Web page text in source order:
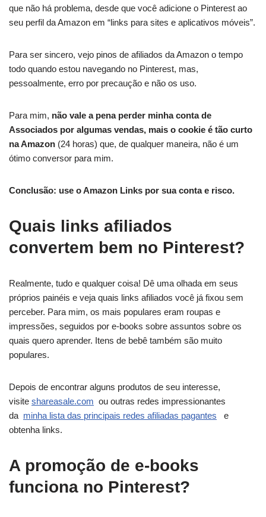
que não há problema, desde que você adicione o Pinterest ao
seu perfil da Amazon em “links para sites e aplicativos móveis”.
Para ser sincero, vejo pinos de afiliados da Amazon o tempo
todo quando estou navegando no Pinterest, mas,
pessoalmente, erro por precaução e não os uso.
Para mim, não vale a pena perder minha conta de
Associados por algumas vendas, mais o cookie é tão curto
na Amazon (24 horas) que, de qualquer maneira, não é um
ótimo conversor para mim.
Conclusão: use o Amazon Links por sua conta e risco.
Quais links afiliados
convertem bem no Pinterest?
Realmente, tudo e qualquer coisa! Dê uma olhada em seus
próprios painéis e veja quais links afiliados você já fixou sem
perceber. Para mim, os mais populares eram roupas e
impressões, seguidos por e-books sobre assuntos sobre os
quais quero aprender. Itens de bebê também são muito
populares.
Depois de encontrar alguns produtos de seu interesse,
visite shareasale.com ou outras redes impressionantes
da minha lista das principais redes afiliadas pagantes e
obtenha links.
A promoção de e-books
funciona no Pinterest?